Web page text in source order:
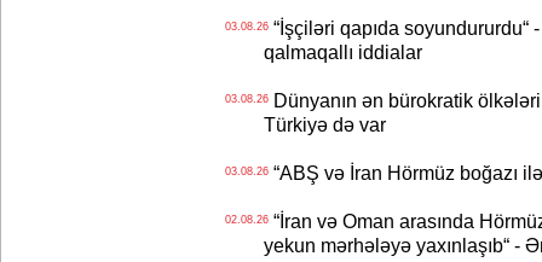
03.08.26“İşçiləri qapıda soyundururdu“
qalmaqallı iddialar
03.08.26Dünyanın ən bürokratik ölkələri
Türkiyə də var
03.08.26“ABŞ və İran Hörmüz boğazı ilə
02.08.26“İran və Oman arasında
yekun mərhələyə yaxınlaşıb“ -